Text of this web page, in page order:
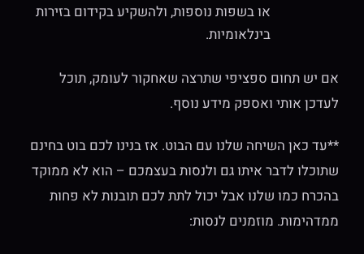
או בשפות נוספות, ולהשקיע בקידום בזירות
בינלאומיות.
אם יש תחום ספציפי שתרצה שאחקור לעומק, תוכל
לעדכן אותי ואספק מידע נוסף.
**עד כאן השיחה שלנו עם הבוט. אז בנינו לכם בוט בחינם
שתוכלו לדבר איתו גם ולנסות בעצמכם – הוא לא ממוקד
בהכרח כמו שלנו אבל יכול לתת לכם תובנות לא פחות
ממדהימות. מוזמנים לנסות: